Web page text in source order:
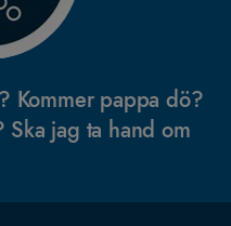
Kommer pappa dö?
Ska jag ta hand om